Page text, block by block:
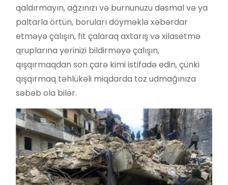
qaldırmayın, ağzınızı və burnunuzu dəsmal və ya
paltarla örtün, boruları döyməklə xəbərdar
etməyə çalışın, fit çalaraq axtarış və xilasetmə
qruplarına yerinizi bildirməyə çalışın,
qışqırmaqdan son çarə kimi istifadə edin, çünki
qışqırmaq təhlükəli miqdarda toz udmağınıza
səbəb ola bilər.